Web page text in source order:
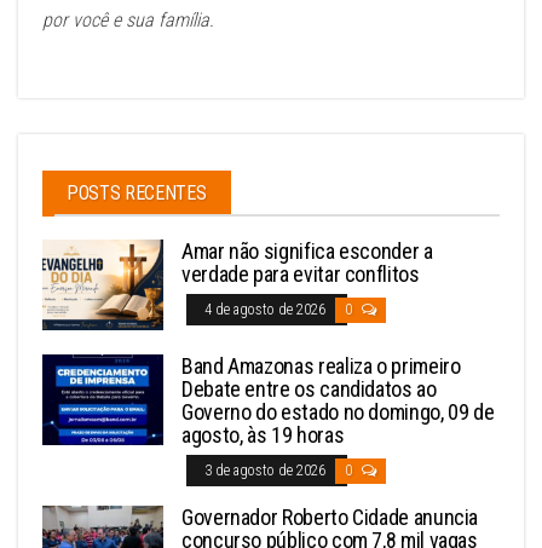
por você e sua família.
POSTS RECENTES
Amar não significa esconder a
verdade para evitar conflitos
4 de agosto de 2026 0
Band Amazonas realiza o primeiro
Debate entre os candidatos ao
Governo do estado no domingo, 09 de
agosto, às 19 horas
3 de agosto de 2026 0
Governador Roberto Cidade anuncia
concurso público com 7,8 mil vagas